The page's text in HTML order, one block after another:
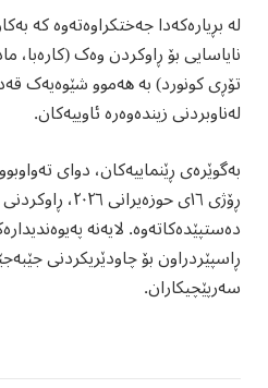
لە بڕیارەکەدا جەختکراوەتەوە کە
نایاسایی بۆ ڕاوکردن وەک (کارەبا،
تۆڕی کونورد) بە هەموو شێوەیەک
لەناوبردنی زیندەوەرە ئاوییەکان.
بەگوێرەی ڕێنماییەکان، دوای
ڕۆژی ١٦ی
دەستپێدەکاتەوە. لایەنە
ڕاسپێردراون بۆ چاودێریکردنی
سەرپێچیکاران.